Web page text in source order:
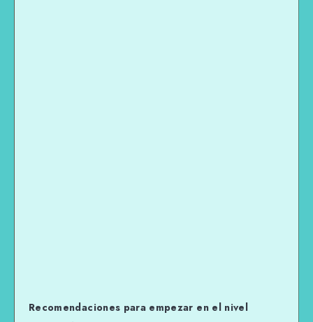
Recomendaciones para empezar en el nivel